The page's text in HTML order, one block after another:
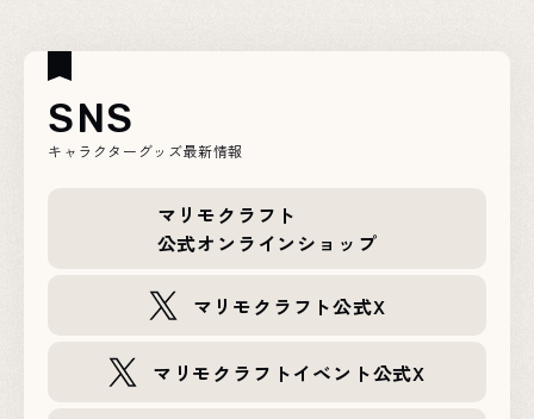
SNS
キャラクターグッズ最新情報
マリモクラフト
公式オンラインショップ
マリモクラフト公式X
マリモクラフトイベント公式X